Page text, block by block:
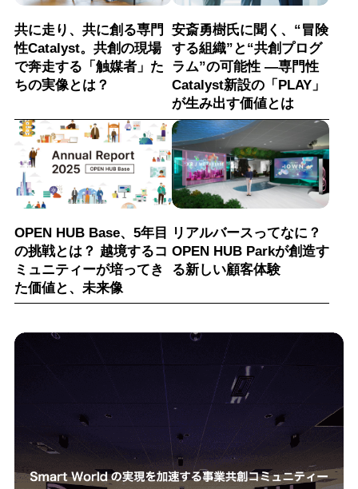
共に走り、共に創る専門
性Catalyst。共創の現場
で奔走する「触媒者」た
ちの実像とは？
安斎勇樹氏に聞く、“冒険
する組織”と“共創プログ
ラム”の可能性 ―専門性
Catalyst新設の「PLAY」
が生み出す価値とは
OPEN HUB Base、5年目
の挑戦とは？ 越境するコ
ミュニティーが培ってき
た価値と、未来像
リアルバースってなに？
OPEN HUB Parkが創造す
る新しい顧客体験